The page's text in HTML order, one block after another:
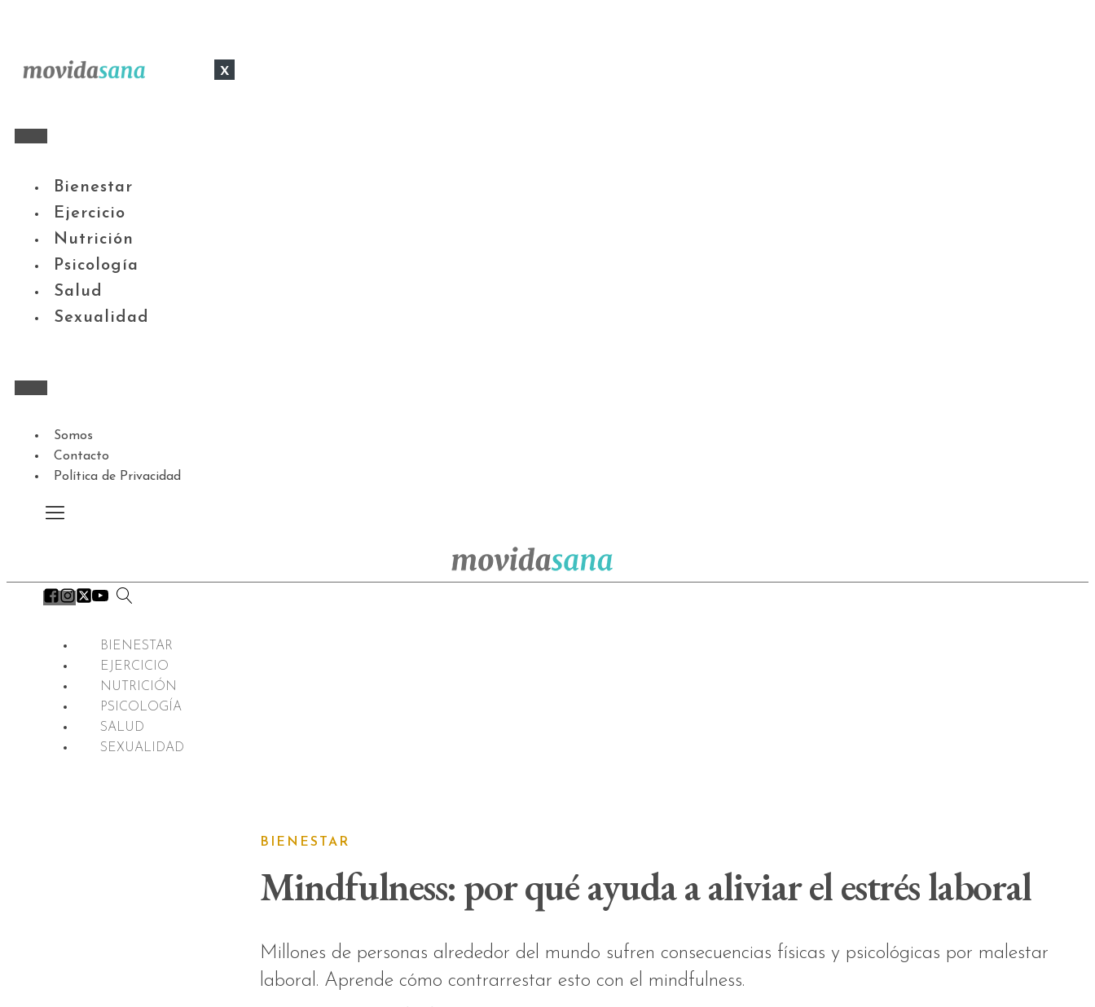
x
Bienestar
Ejercicio
Nutrición
Psicología
Salud
Sexualidad
Somos
Contacto
Política de Privacidad
BIENESTAR
EJERCICIO
NUTRICIÓN
PSICOLOGÍA
SALUD
SEXUALIDAD
BIENESTAR
Mindfulness: por qué ayuda a aliviar el estrés laboral
Millones de personas alrededor del mundo sufren consecuencias físicas y psicológicas por malestar
laboral. Aprende cómo contrarrestar esto con el mindfulness.